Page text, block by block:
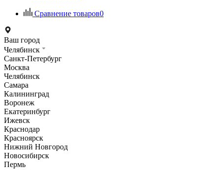
Сравнение товаров0
Ваш город
Челябинск
Санкт-Петербург
Москва
Челябинск
Самара
Калининград
Воронеж
Екатеринбург
Ижевск
Краснодар
Красноярск
Нижний Новгород
Новосибирск
Пермь